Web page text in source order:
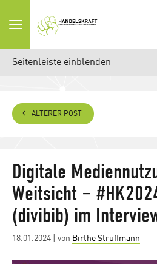
ÄLTERER POST
Digitale
Weitsicht –
(divibib) im
Posted
18.01.2024 | von Birthe Struffmann
Seitenleiste einblenden